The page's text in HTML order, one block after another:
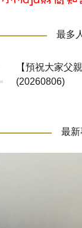
最多
【預祝大家父
(20260806)
最新